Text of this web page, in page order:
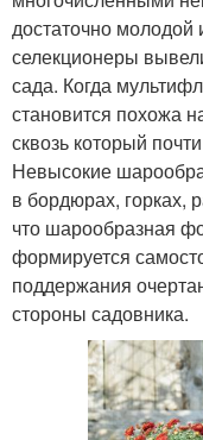
достаточно молодой
селекционеры
сада. Когда
становится похожа
сквозь который
Невысокие
в бордюрах, горках,
что шарообразная
формируется
поддержания
стороны садовника.